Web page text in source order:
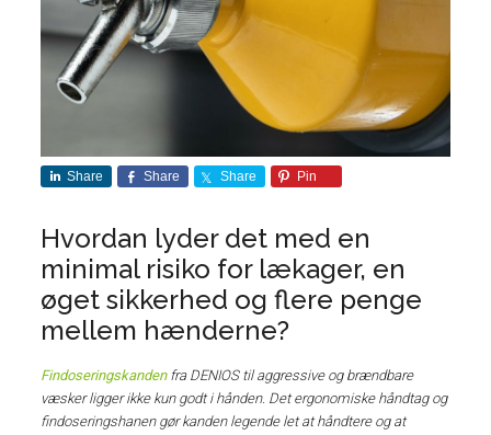
Share Share Share Pin
Hvordan lyder det med en
minimal risiko for lækager, en
øget sikkerhed og flere penge
mellem hænderne?
Findoseringskandenfra DENIOS til aggressive og brændbare
væsker ligger ikke kun godt i hånden. Det ergonomiske håndtag og
findoseringshanen gør kanden legende let at håndtere og at